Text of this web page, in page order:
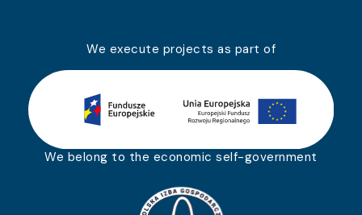
We execute projects as part of
We belong to the economic self-government